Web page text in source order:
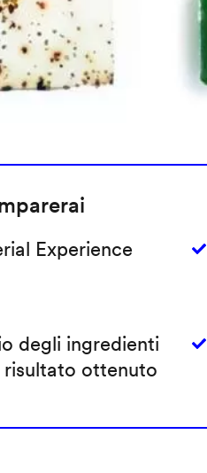
Experience
degli ingredienti
risultato ottenuto